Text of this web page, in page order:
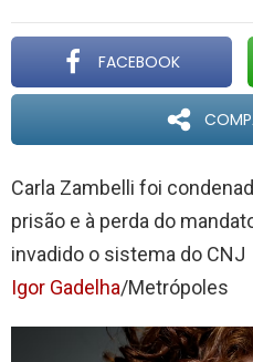
FACEBOOK
Carla Zambelli foi
prisão e à perda do
invadido o sistema do CNJ
Igor Gadelha/Metrópoles